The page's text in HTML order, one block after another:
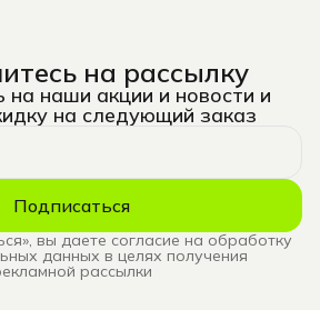
на рассылку
на наши акции и новости и
на следующий заказ
Подписаться
вы даете согласие на обработку
данных в целях получения
рассылки